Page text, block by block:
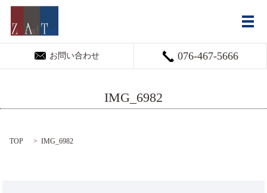
お問い合わせ 076-467-5666
メ
IMG_6982
TOP IMG_6982